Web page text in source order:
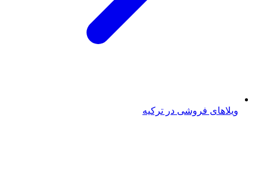
ویلاهای فروشی در ترکیه